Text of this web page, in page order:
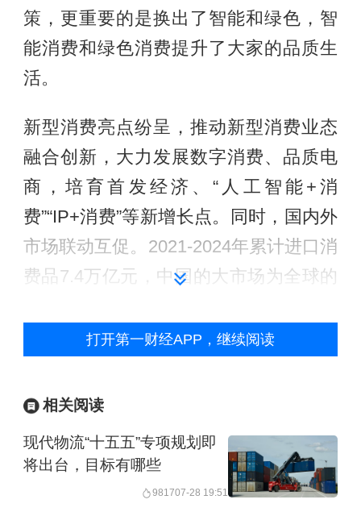
策，更重要的是换出了智能和绿色，智
能消费和绿色消费提升了大家的品质生
活。
新型消费亮点纷呈，推动新型消费业态
融合创新，大力发展数字消费、品质电
商，培育首发经济、“人工智能+消
费”“IP+消费”等新增长点。同时，国内外
市场联动互促。2021-2024年累计进口消
费品7.4万亿元，中国的大市场为全球的
“十四五”以来，无论是城市还是农村，线
快捷，城乡商贸流通体系发生了很大变
化。
商务部副部长盛秋平在发布会上回答第
打开第一财经APP，继续阅读
相关阅读
现代物流“十五五”专项规划即
将出台，目标有哪些
981707-28 19:51